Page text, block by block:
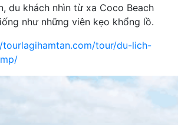
du khách nhìn từ xa Coco Beach
như những viên kẹo khổng lồ.
tour/du-lich-